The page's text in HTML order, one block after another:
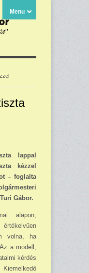
Menu
lappal
kézzel
– foglalta
Gábor.
alapon,
volna, ha
a modell,
kérdés